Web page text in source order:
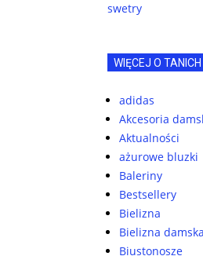
swetry
WIĘCEJ O
adidas
Akcesoria
Aktualności
ażurowe bluzki
Baleriny
Bestsellery
Bielizna
Bielizna damska
Biustonosze